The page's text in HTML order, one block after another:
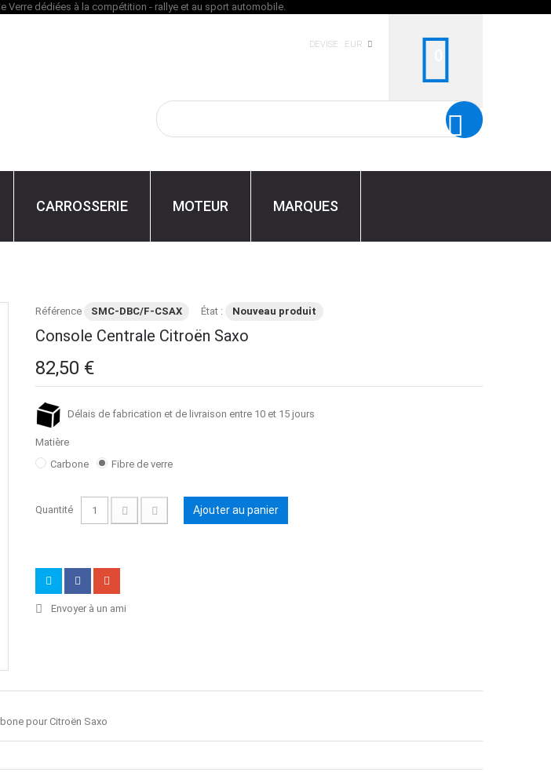
DEVISE : EUR
CARROSSERIE MOTEUR MARQUES
Référence SMC-DBC/F-CSAX État : Nouveau produit
Console Centrale Citroën Saxo
82,50 €
Délais de fabrication et de livraison entre 10 et 15 jours
Matière
Carbone
Fibre de verre
Quantité Ajouter au panier
Envoyer à un ami
pour Citroën Saxo